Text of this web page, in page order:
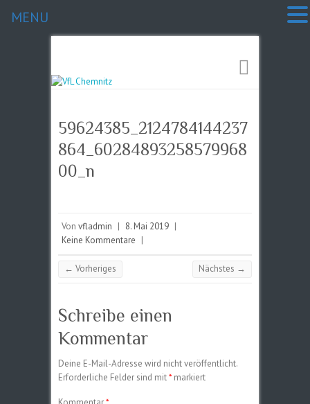
59624385_2124784144237
864_60284893258579968
00_n
Von vfladmin | 8. Mai 2019 |
Keine Kommentare |
← Vorheriges Nächstes →
Schreibe einen
Kommentar
Deine E-Mail-Adresse wird nicht veröffentlicht.
Erforderliche Felder sind mit* markiert
MENU